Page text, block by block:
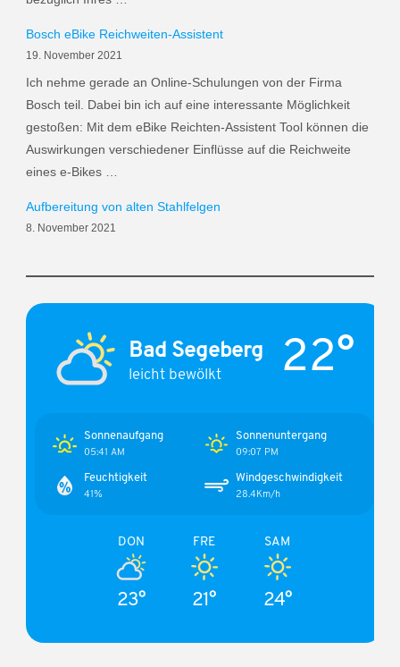
Bosch eBike Reichweiten-Assistent
19. November 2021
Ich nehme gerade an Online-Schulungen von der Firma
Bosch teil. Dabei bin ich auf eine interessante Möglichkeit
gestoßen: Mit dem eBike Reichten-Assistent Tool können die
Auswirkungen verschiedener Einflüsse auf die Reichweite
eines e-Bikes …
Aufbereitung von alten Stahlfelgen
8. November 2021
Bad Segeberg
leicht bewölkt 22°
Sonnenaufgang
05:41 AM
Sonnenuntergang
09:07 PM
Feuchtigkeit
41%
Windgeschwindigkeit
28.4Km/h
DON
23°
FRE
21°
SAM
24°